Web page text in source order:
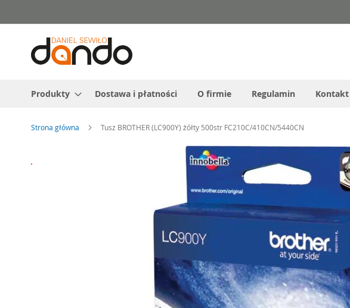
do
treści
Produkty Dostawa i płatności O firmie Regulamin Kontakt
Strona główna Tusz BROTHER (LC900Y) żółty 500str FC210C/410CN/5440CN
na